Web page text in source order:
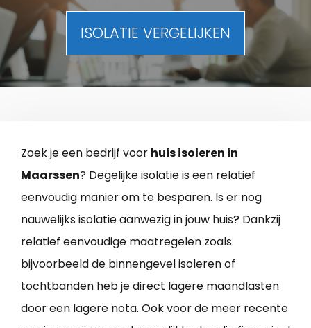
ISOLATIE VERGELIJKEN
Zoek je een bedrijf voor huis isoleren in
Maarssen? Degelijke isolatie is een relatief
eenvoudig manier om te besparen. Is er nog
nauwelijks isolatie aanwezig in jouw huis? Dankzij
relatief eenvoudige maatregelen zoals
bijvoorbeeld de binnengevel isoleren of
tochtbanden heb je direct lagere maandlasten
door een lagere nota. Ook voor de meer recente